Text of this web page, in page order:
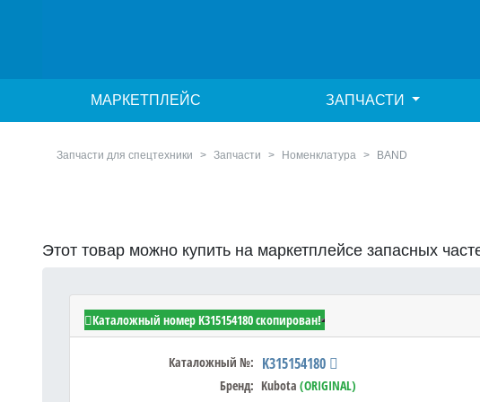
МАРКЕТПЛЕЙС ЗАПЧАСТИ
Запчасти для спецтехники Запчасти Номенклатура BAND
Этот товар можно купить на маркетплейсе запасных
Kubota K315154180 - BAND
Каталожный №: K315154180
Бренд: Kubota (ORIGINAL)
Каталожный номер K315154180 скопирован!